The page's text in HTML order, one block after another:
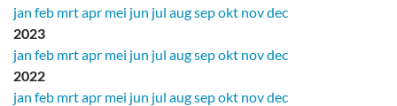
jan feb mrtapr mei jun jul augsepokt novdec
2023
jan feb mrtapr mei jun jul augsepokt novdec
2022
jan feb mrtapr mei jun jul augsepokt novdec